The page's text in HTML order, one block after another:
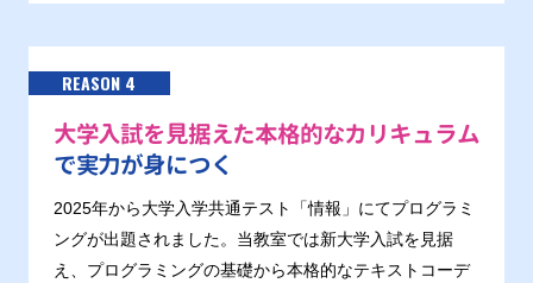
REASON 4
大学入試を見据えた本格的なカリキュラム
で実力が身につく
2025年から大学入学共通テスト「情報」にてプログラミ
ングが出題されました。当教室では新大学入試を見据
え、プログラミングの基礎から本格的なテキストコーデ